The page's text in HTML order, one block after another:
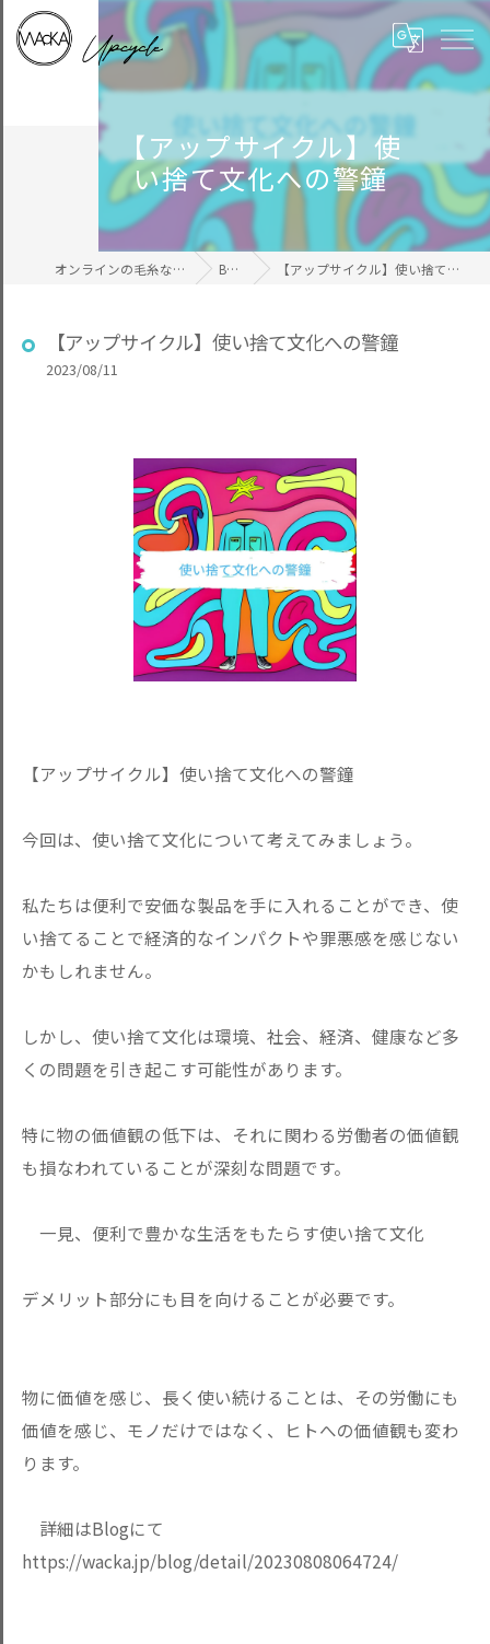
【アップサイクル】使
い捨て文化への警鐘
オンラインの毛糸ならWAcKA BLOG 【アップサイクル】使い捨て文化への警鐘
【アップサイクル】使い捨て文化への警鐘
2023/08/11
【アップサイクル】使い捨て文化への警鐘
今回は、使い捨て文化について考えてみましょう。
私たちは便利で安価な製品を手に入れることができ、使
い捨てることで経済的なインパクトや罪悪感を感じない
かもしれません。
しかし、使い捨て文化は環境、社会、経済、健康など多
くの問題を引き起こす可能性があります。
特に物の価値観の低下は、それに関わる労働者の価値観
も損なわれていることが深刻な問題です。
一見、便利で豊かな生活をもたらす使い捨て文化
デメリット部分にも目を向けることが必要です。
物に価値を感じ、長く使い続けることは、その労働にも
価値を感じ、モノだけではなく、ヒトへの価値観も変わ
ります。
詳細はBlogにて
https://wacka.jp/blog/detail/20230808064724/